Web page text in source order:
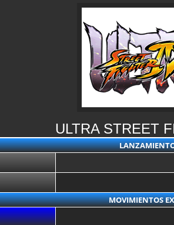
ULTRA STREET
MOVIMIENTOS